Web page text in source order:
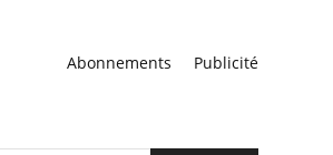
Abonnements Publicité